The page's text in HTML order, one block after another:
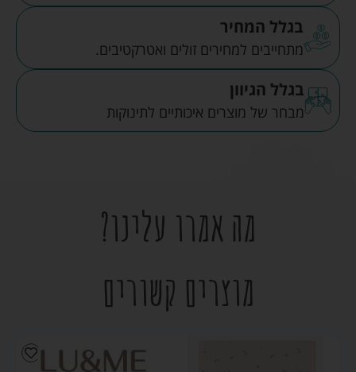
בגלל המחיר
מתחייבים למחירים זולים ואטרקטיבים.
בגלל הגיוון
מבחר של מוצרים איכותיים לתינוקות
מה אמרו עלינו?
מוצרים קשורים